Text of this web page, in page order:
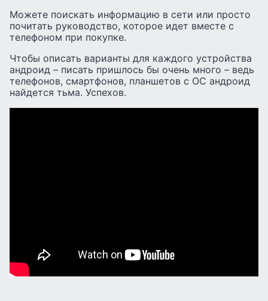
Можете поискать информацию в сети или просто
почитать руководство, которое идет вместе с
телефоном при покупке.
Чтобы описать варианты для каждого устройства
андроид – писать пришлось бы очень много – ведь
телефонов, смартфонов, планшетов с ОС андроид
найдется тьма. Успехов.